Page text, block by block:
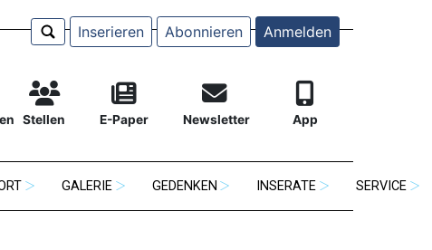
Inserieren Abonnieren Anmelden
Stellen E-Paper Newsletter App
GALERIE GEDENKEN INSERATE SERVICE